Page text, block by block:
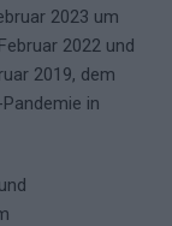
2023 um
2022 und
2019, dem
in